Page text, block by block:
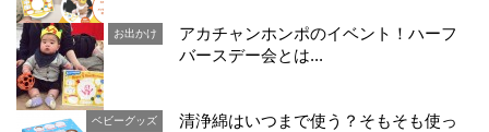
お出かけ
アカチャンホンポのイベント！ハーフ
バースデー会とは...
ベビーグッズ
清浄綿はいつまで使う？そもそも使っ